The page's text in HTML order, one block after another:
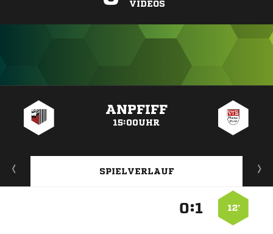
VIDEOS
ANPFIFF
15:00UHR
SPIELVERLAUF
12’
: